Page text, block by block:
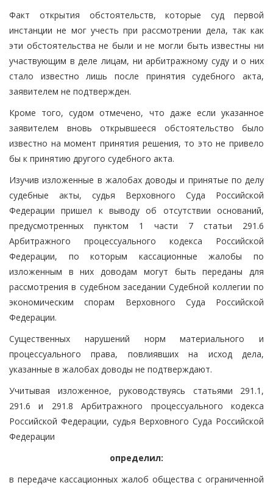
Факт открытия обстоятельств, которые суд первой
инстанции не мог учесть при рассмотрении дела, так как
эти обстоятельства не были и не могли быть известны ни
участвующим в деле лицам, ни арбитражному суду и о них
стало известно лишь после принятия судебного акта,
заявителем не подтвержден.
Кроме того, судом отмечено, что даже если указанное
заявителем вновь открывшееся обстоятельство было
известно на момент принятия решения, то это не привело
бы к принятию другого судебного акта.
Изучив изложенные в жалобах доводы и принятые по делу
судебные акты, судья Верховного Суда Российской
Федерации пришел к выводу об отсутствии оснований,
предусмотренных пунктом 1 части 7 статьи 291.6
Арбитражного процессуального кодекса Российской
Федерации, по которым кассационные жалобы по
изложенным в них доводам могут быть переданы для
рассмотрения в судебном заседании Судебной коллегии по
экономическим спорам Верховного Суда Российской
Федерации.
Существенных нарушений норм материального и
процессуального права, повлиявших на исход дела,
указанные в жалобах доводы не подтверждают.
Учитывая изложенное, руководствуясь статьями 291.1,
291.6 и 291.8 Арбитражного процессуального кодекса
Российской Федерации, судья Верховного Суда Российской
Федерации
определил:
в передаче кассационных жалоб общества с ограниченной